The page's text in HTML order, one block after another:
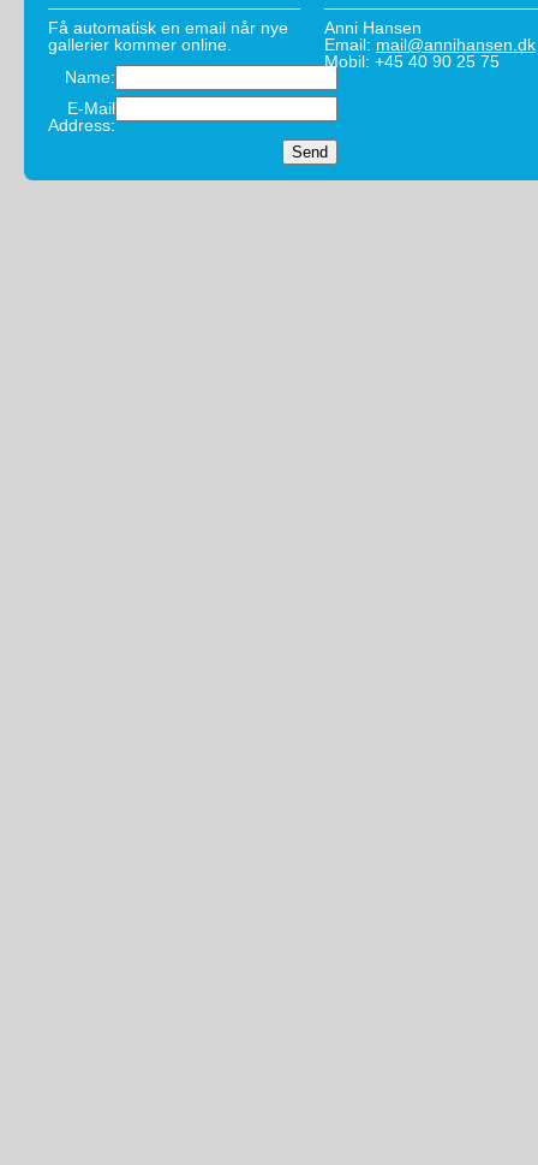
Få automatisk en email når nye
gallerier kommer online.
Name:
E-Mail
Address:
Anni Hansen
Email: mail@annihansen.dk
Mobil: +45 40 90 25 75